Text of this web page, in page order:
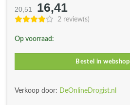
20,51
Oorspronkelijke
prijs
€20,51.
16,41
prijs
2 review(s)
Op voorraad:
Bestel in webshop
Verkoop door: DeOnlineDrogist.nl